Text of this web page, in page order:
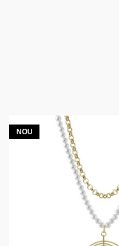
NOU